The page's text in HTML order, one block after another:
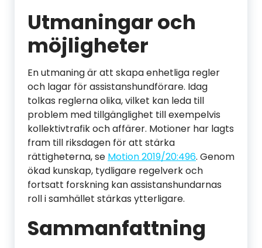
Utmaningar och
möjligheter
En utmaning är att skapa enhetliga regler
och lagar för assistanshundförare. Idag
tolkas reglerna olika, vilket kan leda till
problem med tillgänglighet till exempelvis
kollektivtrafik och affärer. Motioner har lagts
fram till riksdagen för att stärka
rättigheterna, se Motion 2019/20:496. Genom
ökad kunskap, tydligare regelverk och
fortsatt forskning kan assistanshundarnas
roll i samhället stärkas ytterligare.
Sammanfattning